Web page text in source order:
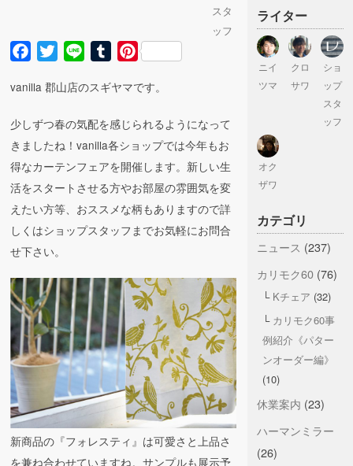
スタ
ッフ
Facebook
Twitter Line TumblrPinterest
vanilla 郡山店のスギヤマです。
少しずつ春の気配を感じられるようになって
きましたね！vanilla各ショップでは今年もお
得なカーテンフェアを開催します。新しい生
活をスタートさせる方やお部屋の雰囲気を変
えたい方等、おススメな柄もありますので詳
しくはショップスタッフまでお気軽にお問合
せ下さい。
新商品の『フォレスティ』は可愛さと上品さ
を兼ね合わせていますね。サンプルも展示予
ライター
ニイ
ツマ
クロ
サワ
ショ
ップ
スタ
ッフ
オク
ザワ
カテゴリ
ニュース (237)
カリモク60(76)
Kチェア (32)
カリモク60事
例紹介《パター
ンオーダー編》
(10)
休業案内 (23)
ハーマンミラー
(26)